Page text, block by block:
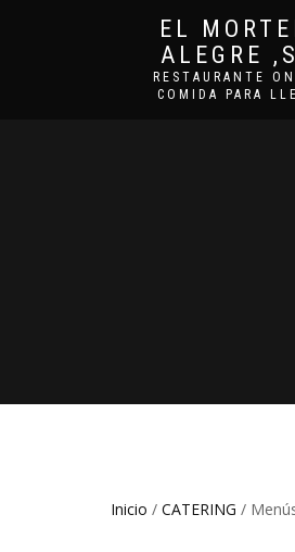
EL
ALEGRE
RESTAURANTE
COMIDA PARA
Inicio / CATERING /